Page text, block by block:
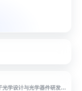
光学设计与光学器件研发、